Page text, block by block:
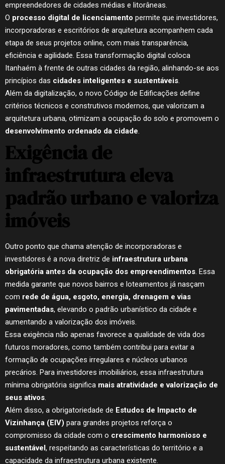
empreendedores de cidades médias e litorâneas.
O processo digital de licenciamento permite que investidores,
incorporadoras e escritórios de arquitetura acompanhem cada
etapa de seus projetos online, com mais transparência,
eficiência e agilidade. Essa transformação digital coloca
Itanhaém à frente de outras cidades da região, alinhando-se aos
princípios das cidades inteligentes e sustentáveis.
Além da digitalização, o novo Código de Edificações define
critérios técnicos e construtivos modernos, que valorizam a
arquitetura urbana, otimizam a ocupação do solo e promovem o
desenvolvimento ordenado da cidade.
Exigência de
infraestrutura eleva
padrão urbano e valoriza
imóveis
Outro ponto que chama atenção de incorporadoras e
investidores é a nova diretriz de infraestrutura urbana
obrigatória antes da ocupação dos empreendimentos. Essa
medida garante que novos bairros e loteamentos já nasçam
com rede de água, esgoto, energia, drenagem e vias
pavimentadas, elevando o padrão urbanístico da cidade e
aumentando a valorização dos imóveis.
Essa exigência não apenas favorece a qualidade de vida dos
futuros moradores, como também contribui para evitar a
formação de ocupações irregulares e núcleos urbanos
precários. Para investidores imobiliários, essa infraestrutura
mínima obrigatória significa mais atratividade e valorização de
seus ativos.
Além disso, a obrigatoriedade de Estudos de Impacto de
Vizinhança (EIV) para grandes projetos reforça o
compromisso da cidade com o crescimento harmonioso e
sustentável, respeitando as características do território e a
capacidade da infraestrutura urbana existente.